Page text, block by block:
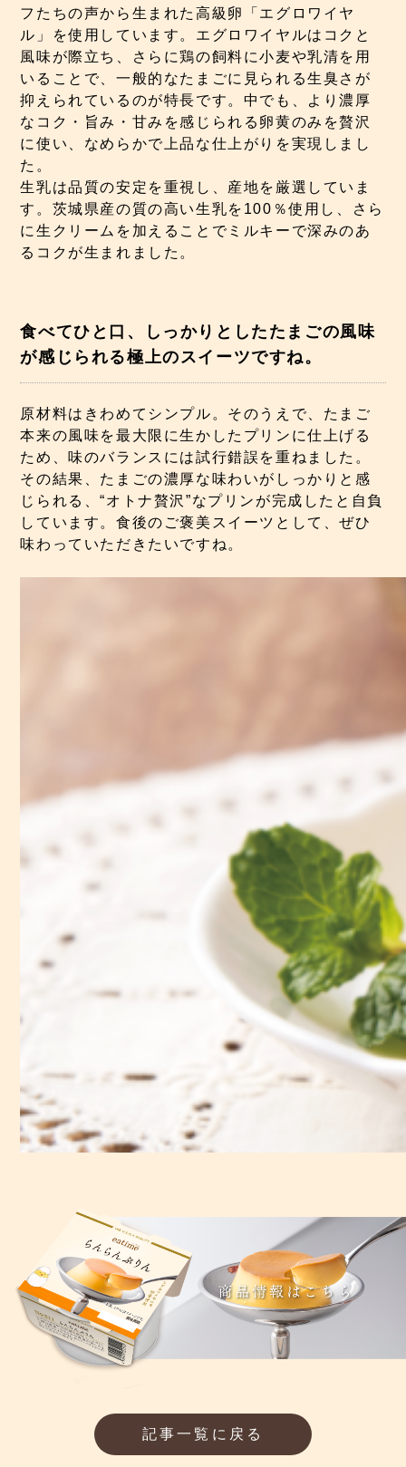
フたちの声から生まれた高級卵「エグロワイヤ
ル」を使用しています。エグロワイヤルはコクと
風味が際立ち、さらに鶏の飼料に小麦や乳清を用
いることで、一般的なたまごに見られる生臭さが
抑えられているのが特長です。中でも、より濃厚
なコク・旨み・甘みを感じられる卵黄のみを贅沢
に使い、なめらかで上品な仕上がりを実現しまし
た。
生乳は品質の安定を重視し、産地を厳選していま
す。茨城県産の質の高い生乳を100％使用し、さら
に生クリームを加えることでミルキーで深みのあ
るコクが生まれました。
食べてひと口、しっかりとしたたまごの風味
が感じられる極上のスイーツですね。
原材料はきわめてシンプル。そのうえで、たまご
本来の風味を最大限に生かしたプリンに仕上げる
ため、味のバランスには試行錯誤を重ねました。
その結果、たまごの濃厚な味わいがしっかりと感
じられる、“オトナ贅沢”なプリンが完成したと自負
しています。食後のご褒美スイーツとして、ぜひ
味わっていただきたいですね。
記事一覧に戻る